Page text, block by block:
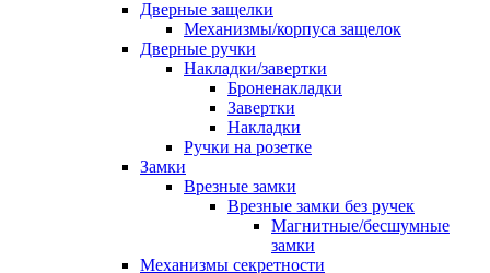
Дверные защелки
Механизмы/корпуса защелок
Дверные ручки
Накладки/завертки
Броненакладки
Завертки
Накладки
Ручки на розетке
Замки
Врезные замки
Врезные замки без ручек
Магнитные/бесшумные
замки
Механизмы секретности